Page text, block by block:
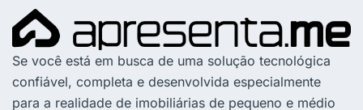
Se você está em busca de uma solução tecnológica
confiável, completa e desenvolvida especialmente
para a realidade de imobiliárias de pequeno e médio